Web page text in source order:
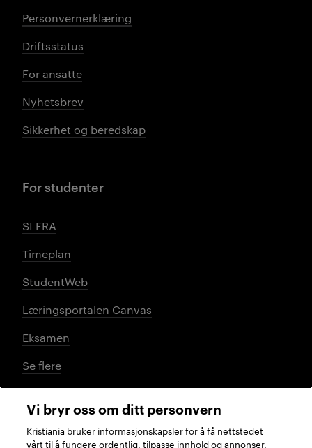
Personvernerklæring
Driftsstatus
For ansatte
Nyhetsbrev
Sikkerhet og beredskap
For studenter
SI FRA
Timeplan
StudentWeb
Læringsportalen Canvas
Eksamen
Se flere
Sosiale medier
Vi bryr oss om ditt personvern
Kristiania bruker informasjonskapsler for å få nettstedet
vårt til å fungere ordentlig, tilpasse innhold og annonser,